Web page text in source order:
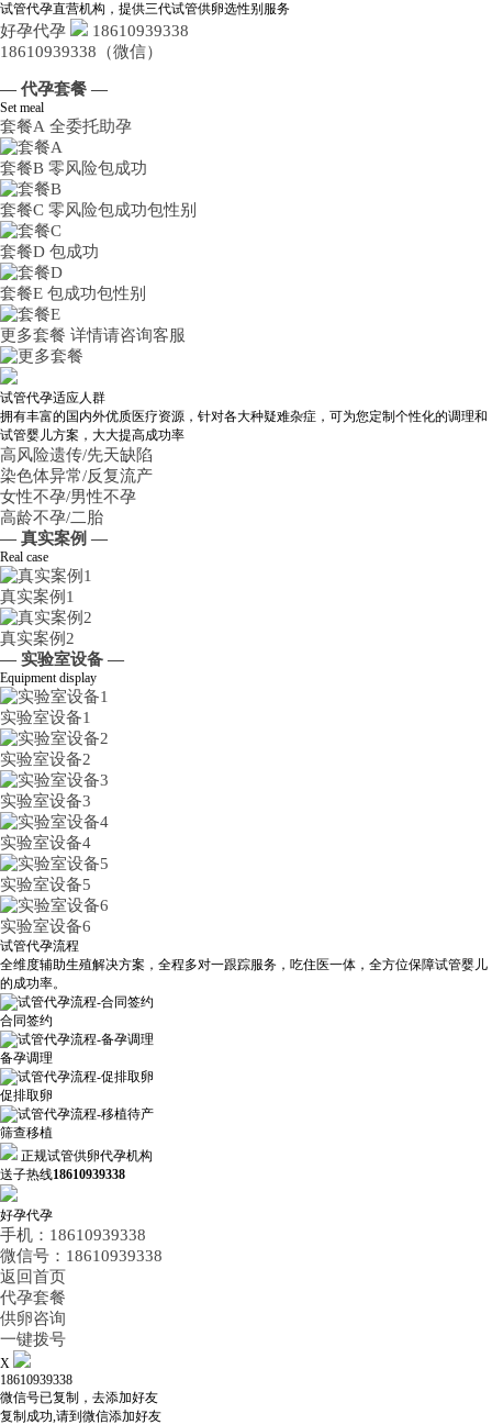
试管代孕直营机构，提供三代试管供卵选性别服务
好孕代孕
18610939338
18610939338（微信）
— 代孕套餐 —
Set meal
套餐A 全委托助孕
套餐B 零风险包成功
套餐C 零风险包成功包性别
套餐D 包成功
套餐E 包成功包性别
更多套餐 详情请咨询客服
试管代孕适应人群
拥有丰富的国内外优质医疗资源，针对各大种疑难杂症，可为您定制个性化的调理和
试管婴儿方案，大大提高成功率
高风险遗传/先天缺陷
染色体异常/反复流产
女性不孕/男性不孕
高龄不孕/二胎
— 真实案例 —
Real case
真实案例1
真实案例2
— 实验室设备 —
Equipment display
实验室设备1
实验室设备2
实验室设备3
实验室设备4
实验室设备5
实验室设备6
试管代孕流程
全维度辅助生殖解决方案，全程多对一跟踪服务，吃住医一体，全方位保障试管婴儿
的成功率。
合同签约
备孕调理
促排取卵
筛查移植
正规试管供卵代孕机构
送子热线18610939338
好孕代孕
手机：18610939338
微信号：18610939338
返回首页
代孕套餐
供卵咨询
一键拨号
X
18610939338
微信号已复制，去添加好友
复制成功,请到微信添加好友